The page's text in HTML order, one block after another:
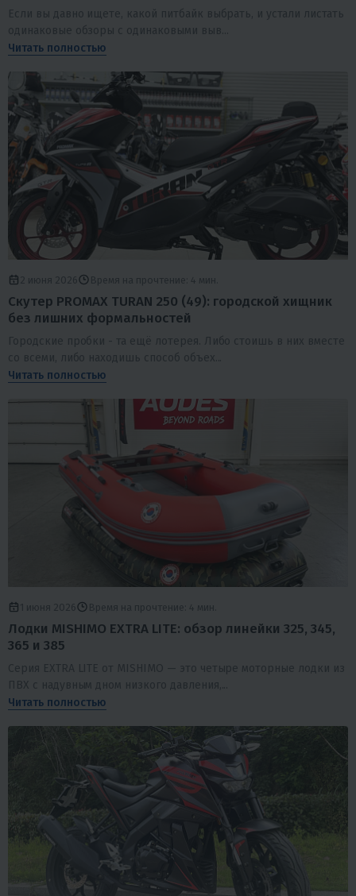
Если вы давно ищете, какой питбайк выбрать, и устали листать
одинаковые обзоры с одинаковыми выв...
Читать полностью
2 июня 2026 Время на прочтение: 4 мин.
Скутер PROMAX TURAN 250 (49): городской хищник
без лишних формальностей
Городские пробки - та ещё лотерея. Либо стоишь в них вместе
со всеми, либо находишь способ объех...
Читать полностью
1 июня 2026 Время на прочтение: 4 мин.
Лодки MISHIMO EXTRA LITE: обзор линейки 325, 345,
365 и 385
Серия EXTRA LITE от MISHIMO — это четыре моторные лодки из
ПВХ с надувным дном низкого давления,...
Читать полностью